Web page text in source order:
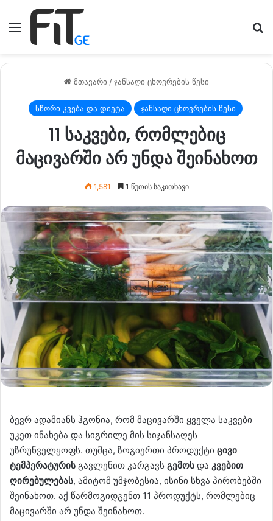
მენიუ
მთავარი /ჯანსაღი ცხოვრების წესი
სწორი კვება და დიეტა ჯანსაღი ცხოვრების წესი
11 საკვები, რომლებიც
მაცივარში არ უნდა შეინახოთ
1,581 1 წუთის საკითხავი
ბევრ ადამიანს ჰგონია, რომ მაცივარში ყველა საკვები
უკეთ ინახება და სიგრილე მის სიჯანსაღეს
უზრუნველყოფს. თუმცა, ზოგიერთი პროდუქტი ცივი
ტემპერატურის გავლენით კარგავს გემოს და კვებით
ღირებულებას, ამიტომ უმჯობესია, ისინი სხვა პირობებში
შეინახოთ. აქ წარმოგიდგენთ 11 პროდუქტს, რომლებიც
მაცივარში არ უნდა შეინახოთ.